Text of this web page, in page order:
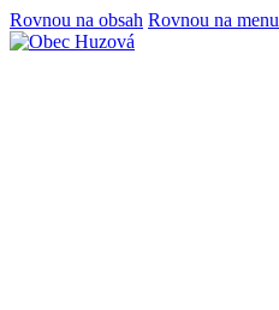
Rovnou na obsah Rovnou na menu